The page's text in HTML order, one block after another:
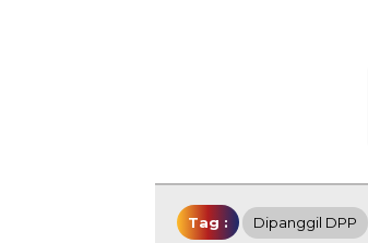
Tag : Dipanggil DPP